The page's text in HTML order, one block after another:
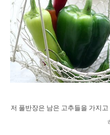
저 풀반장은 남은 고추들을 가지고